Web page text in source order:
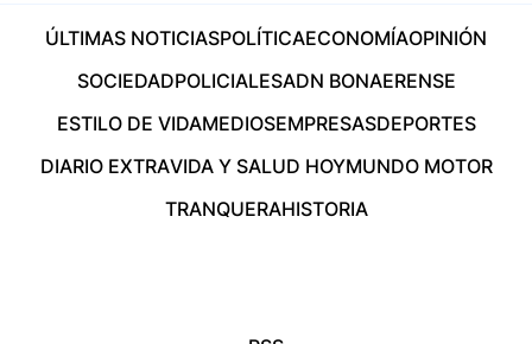
ÚLTIMAS NOTICIASPOLÍTICAECONOMÍAOPINIÓN
SOCIEDADPOLICIALESADN BONAERENSE
ESTILO DE VIDAMEDIOSEMPRESASDEPORTES
DIARIO EXTRAVIDA Y SALUD HOYMUNDO MOTOR
TRANQUERAHISTORIA